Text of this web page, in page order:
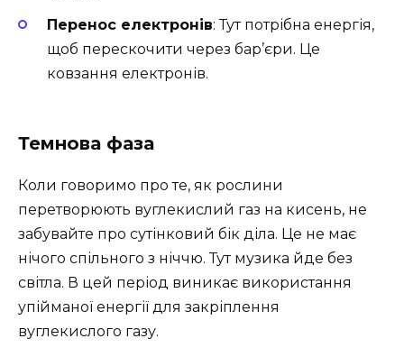
Перенос електронів: Тут потрібна енергія,
щоб перескочити через бар’єри. Це
ковзання електронів.
Темнова фаза
Коли говоримо про те, як рослини
перетворюють вуглекислий газ на кисень, не
забувайте про сутінковий бік діла. Це не має
нічого спільного з ніччю. Тут музика йде без
світла. В цей період виникає використання
упійманої енергії для закріплення
вуглекислого газу.